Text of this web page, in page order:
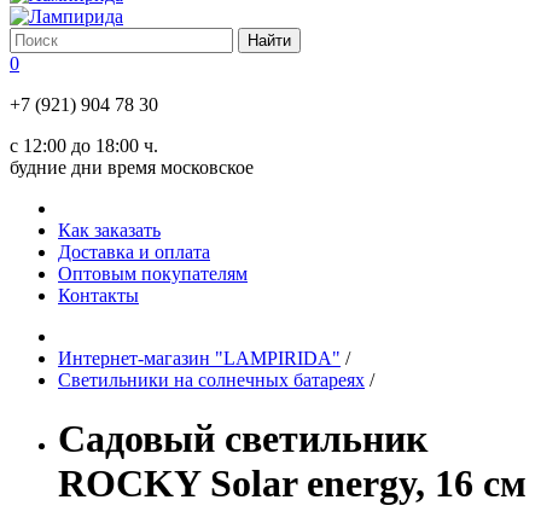
0
+7 (921) 904 78 30
с 12:00 до 18:00 ч.
будние дни время московское
Как заказать
Доставка и оплата
Оптовым покупателям
Контакты
Интернет-магазин "LAMPIRIDA" /
Светильники на солнечных батареях /
Садовый светильник
ROCKY Solar energy, 16 см